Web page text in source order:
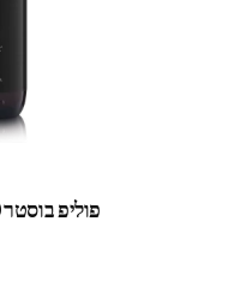
פוליפ בוסטר 100 מ"ל- פוליפ לאב